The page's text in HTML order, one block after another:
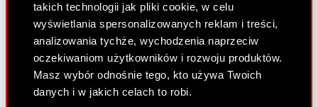
takich technologii jak pliki cookie, w celu
wyświetlania spersonalizowanych reklam i treści,
analizowania tychże, wychodzenia naprzeciw
oczekiwaniom użytkowników i rozwoju produktów.
Masz wybór odnośnie tego, kto używa Twoich
danych i w jakich celach to robi.
Raport bieżący nr 50/2022
22 listopada 2022
Temat: Projekty uchwał Nadzwyczajnego
Walnego Zgromadzenia Akcjonariuszy Podstawa
prawna: Art. 56 ust. 1 pkt 2 Ustawy o ofercie –